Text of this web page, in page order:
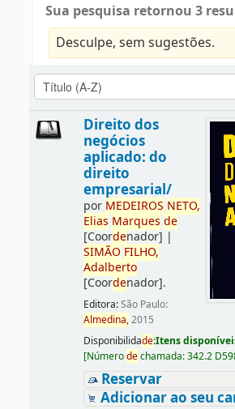
Sua pesquisa retornou 3
Desculpe, sem sugestões.
Direito dos
negócios
aplicado: do
direito
empresarial/
por MEDEIROS NETO,
Elias Marques de
[Coordenador] |
SIMÃO FILHO,
Adalberto
[Coordenador].
Editora:São Paulo:
Almedina,2015
Disponibilidade:Itens
[Númerodechamada:342.2
Reservar
Adicionar ao seu